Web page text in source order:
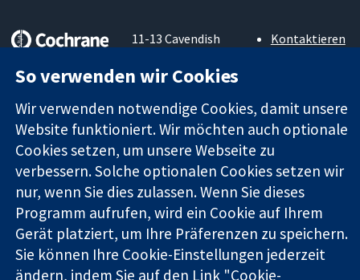
Zuverlässige
Informierte
Entscheidungen
Bessere
Gesundheit
11-13 Cavendish
London
Vereinigtes
Königreich
Kontaktieren
Über uns
Cochrane
Library
Die Cochrane Collaboration ist eine gemeinützige Organisation
(Nr. 1045921) und in England und in Wales als eine Gesellschaft
mit beschränkter Haftung (Nr. 03044323) registriert.
Umsatzsteuer-Identifikationsnummer GB 718 2127 49.
So verwenden wir Cookies
Wir verwenden notwendige Cookies, damit unsere
Website funktioniert. Wir möchten auch optionale
Cookies setzen, um unsere Webseite zu
verbessern. Solche optionalen Cookies setzen wir
nur, wenn Sie dies zulassen. Wenn Sie dieses
Programm aufrufen, wird ein Cookie auf Ihrem
Gerät platziert, um Ihre Präferenzen zu speichern.
Sie können Ihre Cookie-Einstellungen jederzeit
ändern, indem Sie auf den Link "Cookie-